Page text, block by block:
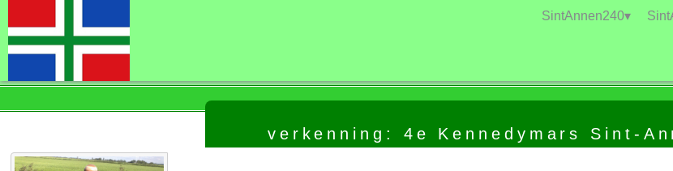
SintAnnen240▾
verkenning: 4e Kennedymars Sint-